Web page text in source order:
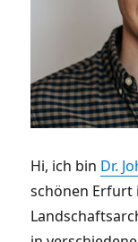
Hi, ich bin Dr.
schönen Erfurt